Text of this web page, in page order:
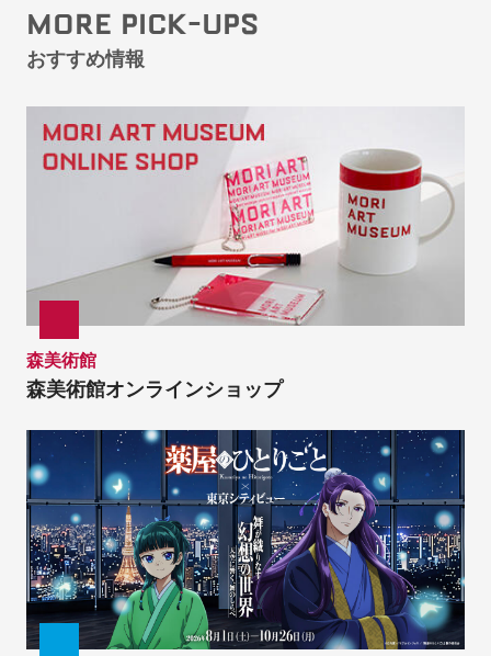
MORE PICK-UPS
おすすめ情報
森美術館
森美術館オンラインショップ